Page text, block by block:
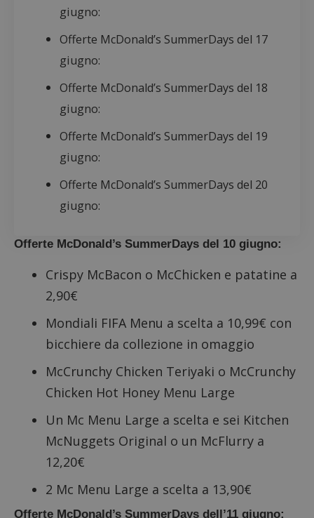
giugno:
Offerte McDonald’s SummerDays del 17
giugno:
Offerte McDonald’s SummerDays del 18
giugno:
Offerte McDonald’s SummerDays del 19
giugno:
Offerte McDonald’s SummerDays del 20
giugno:
Offerte McDonald’s SummerDays del 10 giugno:
Crispy McBacon o McChicken e patatine a
2,90€
Mondiali FIFA Menu a scelta a 10,99€ con
bicchiere da collezione in omaggio
McCrunchy Chicken Teriyaki o McCrunchy
Chicken Hot Honey Menu Large
Un Mc Menu Large a scelta e sei Kitchen
McNuggets Original o un McFlurry a
12,20€
2 Mc Menu Large a scelta a 13,90€
Offerte McDonald’s SummerDays dell’11 giugno: